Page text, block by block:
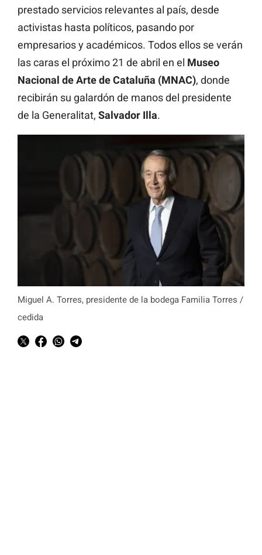
prestado servicios relevantes al país, desde
activistas hasta políticos, pasando por
empresarios y académicos. Todos ellos se verán
las caras el próximo 21 de abril en el Museo
Nacional de Arte de Cataluña (MNAC), donde
recibirán su galardón de manos del presidente
de la Generalitat, Salvador Illa.
Miguel A. Torres, presidente de la bodega Familia Torres /
cedida